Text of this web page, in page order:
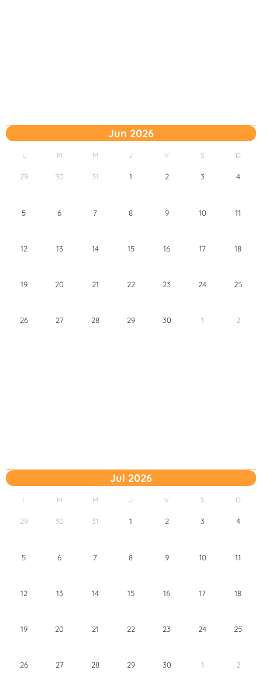
Jun 2026
L M M J V S D
29 30 31 1 2 3 4
5 6 7 8 9 10 11
12 13 14 15 16 17 18
19 20 21 22 23 24 25
26 27 28 29 30 1 2
Jul 2026
L M M J V S D
29 30 31 1 2 3 4
5 6 7 8 9 10 11
12 13 14 15 16 17 18
19 20 21 22 23 24 25
26 27 28 29 30 1 2